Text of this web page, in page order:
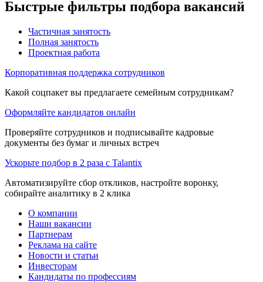
Быстрые фильтры подбора вакансий
Частичная занятость
Полная занятость
Проектная работа
Корпоративная поддержка сотрудников
Какой соцпакет вы предлагаете семейным сотрудникам?
Оформляйте кандидатов онлайн
Проверяйте сотрудников и подписывайте кадровые
документы без бумаг и личных встреч
Ускорьте подбор в 2 раза с Talantix
Автоматизируйте сбор откликов, настройте воронку,
собирайте аналитику в 2 клика
О компании
Наши вакансии
Партнерам
Реклама на сайте
Новости и статьи
Инвесторам
Кандидаты по профессиям